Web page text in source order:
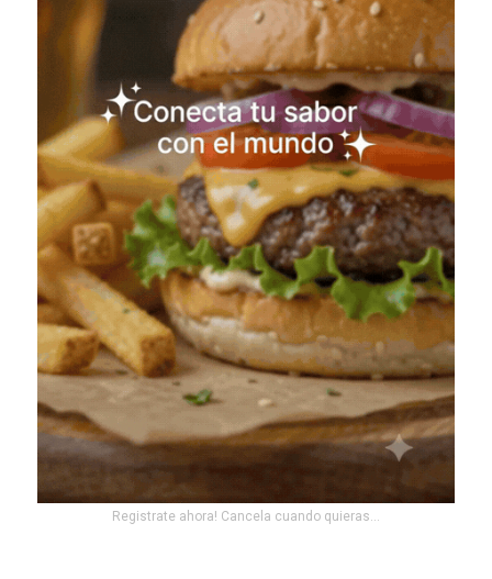
Registrate ahora! Cancela cuando quieras...